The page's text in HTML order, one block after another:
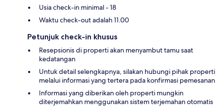
Usia check-in minimal - 18
Waktu check-out adalah 11.00
Petunjuk check-in khusus
Resepsionis di properti akan menyambut tamu saat
kedatangan
Untuk detail selengkapnya, silakan hubungi pihak properti
melalui informasi yang tertera pada konfirmasi pemesanan
Informasi yang diberikan oleh properti mungkin
diterjemahkan menggunakan sistem terjemahan otomatis